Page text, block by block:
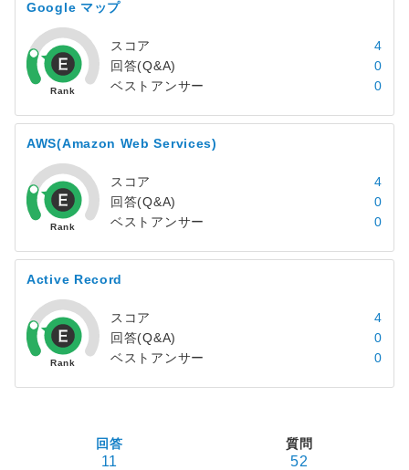
Google マップ
スコア
4
回答(Q&A)
0
ベストアンサー
0
AWS(Amazon Web Services)
スコア
4
回答(Q&A)
0
ベストアンサー
0
Active Record
スコア
4
回答(Q&A)
0
ベストアンサー
0
回答
11
質問
52